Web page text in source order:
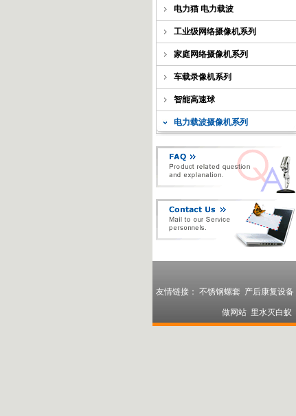
电力猫 电力载波
工业级网络摄像机系列
家庭网络摄像机系列
车载录像机系列
智能高速球
电力载波摄像机系列
友情链接： 不锈钢螺套 产后康复设备
做网站 里水灭白蚁